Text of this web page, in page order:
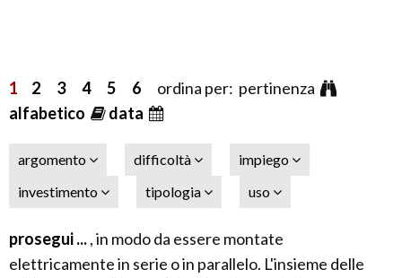
1 2 3 4 5 6 ordina per: pertinenza
alfabetico
data
argomento difficoltà
impiego
investimento
tipologia uso
prosegui ..., in modo da essere montate
elettricamente in serie o in parallelo. L'insieme delle